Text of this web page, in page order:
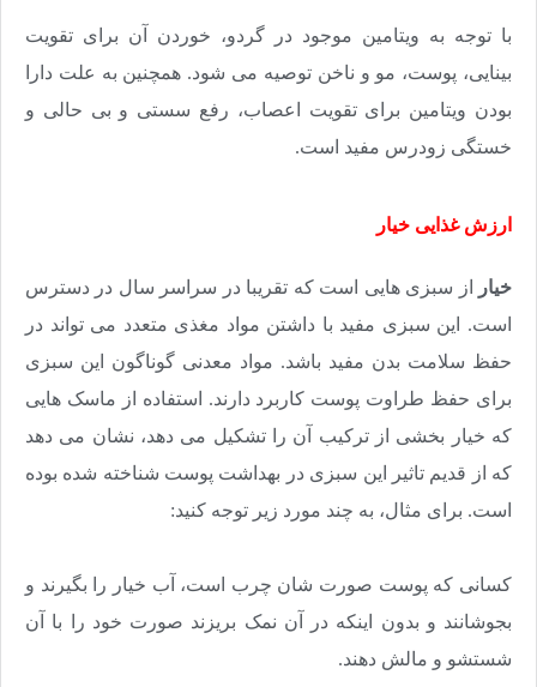
با توجه به ویتامین موجود در گردو، خوردن آن برای تقویت
بینایی، پوست، مو و ناخن توصیه می شود. همچنین به علت دارا
بودن ویتامین برای تقویت اعصاب، رفع سستی و بی حالی و
خستگی زودرس مفید است.
ارزش غذایی خیار
خیار
از سبزی هایی است که تقریبا در سراسر سال در دسترس
است. این سبزی مفید با داشتن مواد مغذی متعدد می تواند در
حفظ سلامت بدن مفید باشد. مواد معدنی گوناگون این سبزی
برای حفظ طراوت پوست کاربرد دارند. استفاده از ماسک هایی
که خیار بخشی از ترکیب آن را تشکیل می دهد، نشان می دهد
که از قدیم تاثیر این سبزی در بهداشت پوست شناخته شده بوده
است. برای مثال، به چند مورد زیر توجه کنید:
کسانی که پوست صورت شان چرب است، آب خیار را بگیرند و
بجوشانند و بدون اینکه در آن نمک بریزند صورت خود را با آن
شستشو و مالش دهند.